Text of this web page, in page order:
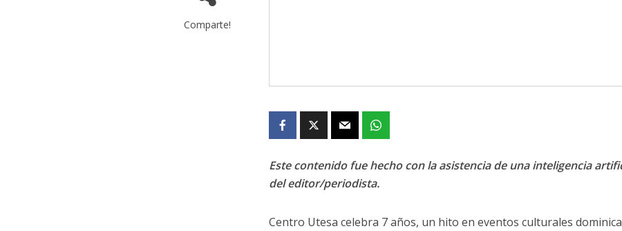
Comparte!
Este contenido fue hecho con la asistencia de una inteligencia
del editor/periodista.
Centro Utesa celebra 7 años, un hito en eventos culturales